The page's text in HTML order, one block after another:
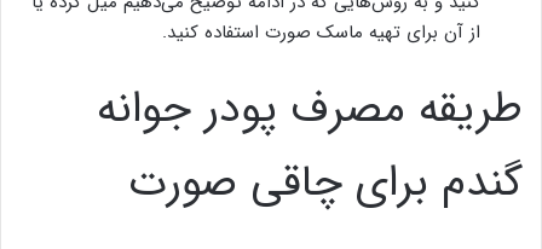
از آن برای تهیه ماسک صورت استفاده کنید.
طریقه مصرف پودر جوانه
گندم برای چاقی صورت